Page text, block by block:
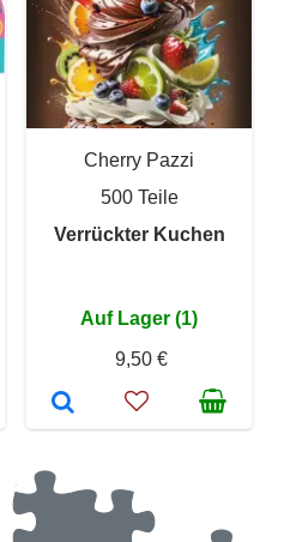
Cherry Pazzi
500 Teile
Verrückter Kuchen
Auf Lager (1)
9,50 €